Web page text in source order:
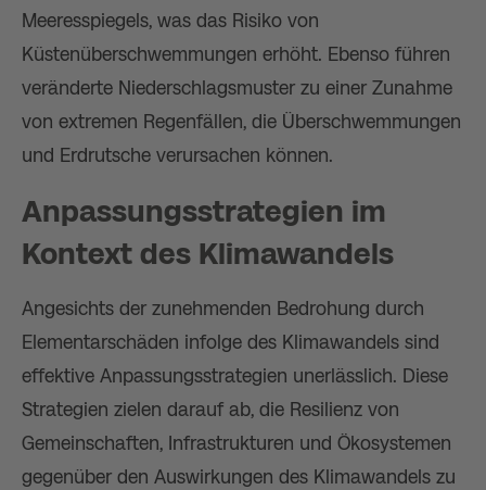
Meeresspiegels, was das Risiko von
Küstenüberschwemmungen erhöht. Ebenso führen
veränderte Niederschlagsmuster zu einer Zunahme
von extremen Regenfällen, die Überschwemmungen
und Erdrutsche verursachen können.
Anpassungsstrategien im
Kontext des Klimawandels
Angesichts der zunehmenden Bedrohung durch
Elementarschäden infolge des Klimawandels sind
effektive Anpassungsstrategien unerlässlich. Diese
Strategien zielen darauf ab, die Resilienz von
Gemeinschaften, Infrastrukturen und Ökosystemen
gegenüber den Auswirkungen des Klimawandels zu